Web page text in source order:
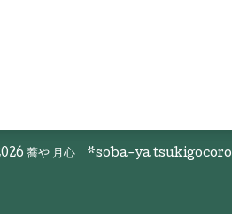
蕎や 月心 *soba-ya tsukigocoro